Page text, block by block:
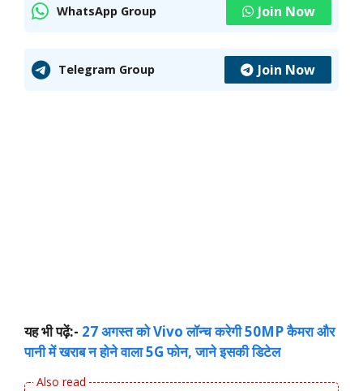
WhatsApp Group Join Now
Telegram Group Join Now
यह भी पढ़ें:- 27 अगस्त को Vivo लॉन्च करेगी 50MP कैमरा और
पानी में खराब न होने वाला 5G फोन, जाने इसकी डिटेल